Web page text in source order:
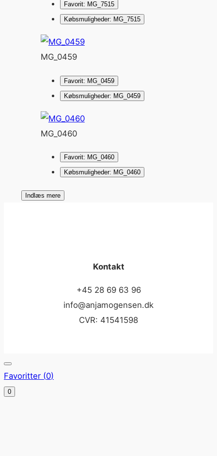
Favorit: MG_7515
Købsmuligheder: MG_7515
MG_0459
Favorit: MG_0459
Købsmuligheder: MG_0459
MG_0460
Favorit: MG_0460
Købsmuligheder: MG_0460
Indlæs mere
Kontakt
+45 28 69 63 96
info@anjamogensen.dk
CVR: 41541598
Favoritter (0)
0